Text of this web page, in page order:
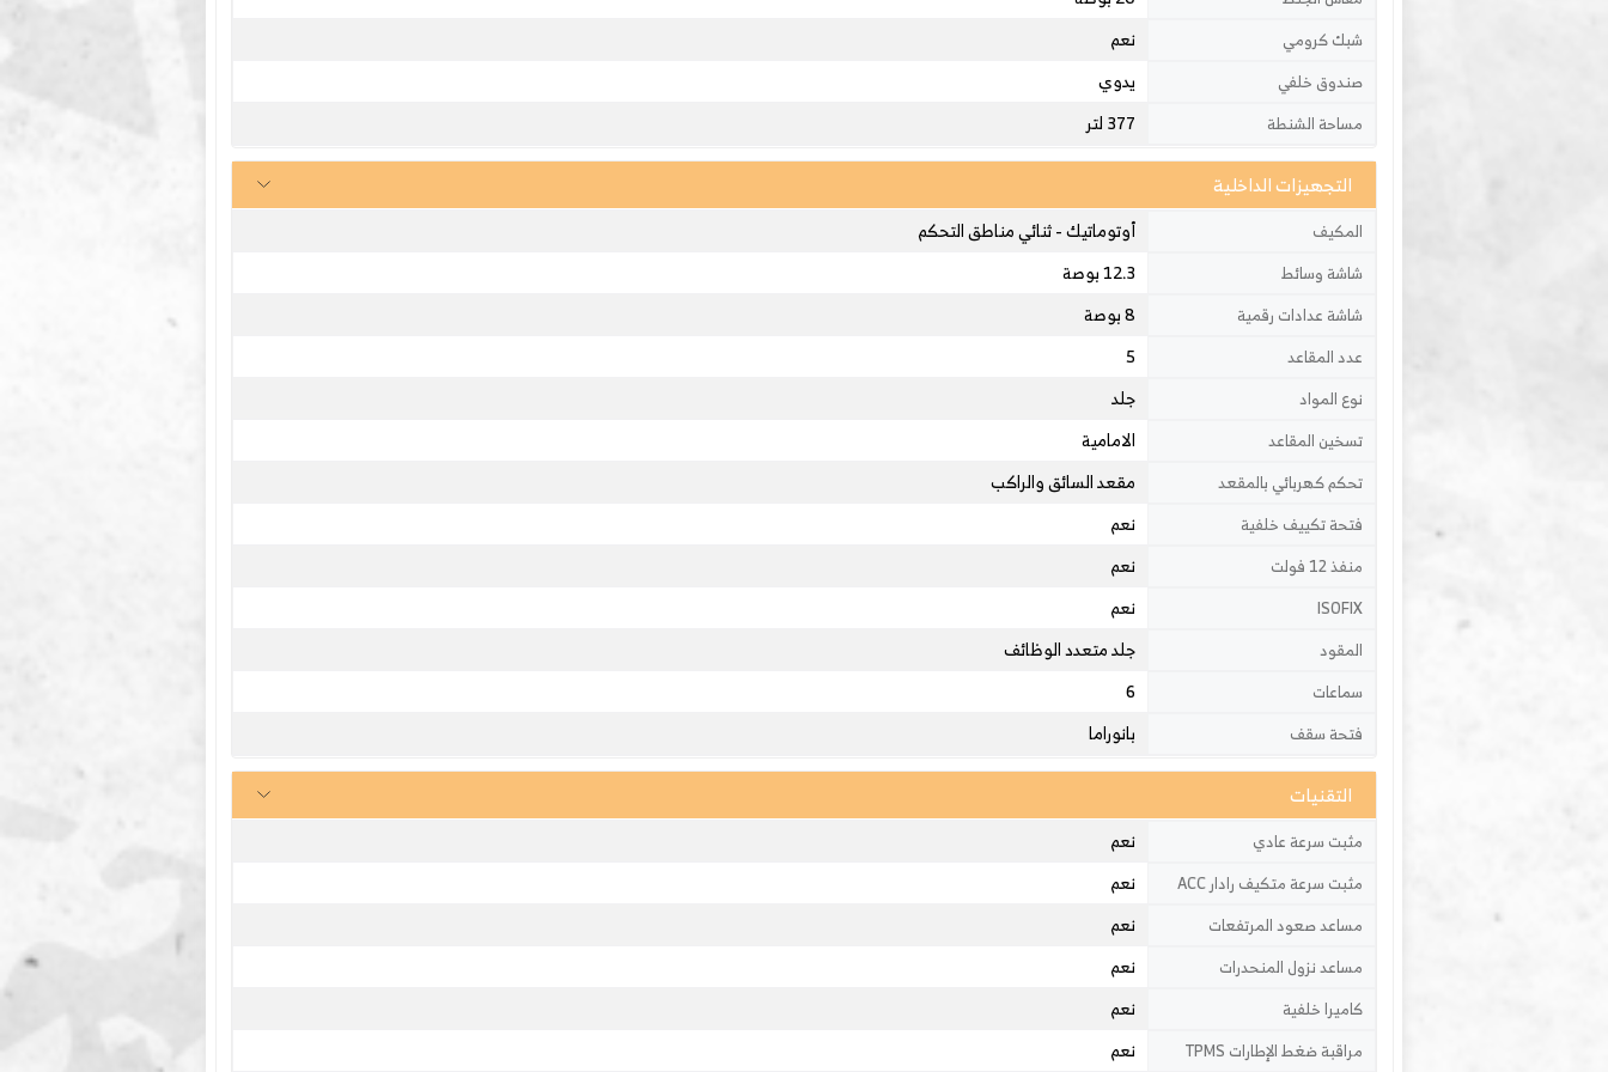
شبك كرومي نعم
صندوق خلفي يدوي
مساحة الشنطة 377 لتر
التجهيزات الداخلية
المكيف أوتوماتيك - ثنائي مناطق التحكم
شاشة وسائط 12.3 بوصة
شاشة عدادات رقمية 8 بوصة
عدد المقاعد 5
نوع المواد جلد
تسخين المقاعد الامامية
تحكم كهربائي بالمقعد مقعد السائق والراكب
فتحة تكييف خلفية نعم
منفذ 12 فولت نعم
ISOFIX نعم
المقود جلد متعدد الوظائف
سماعات 6
فتحة سقف بانوراما
التقنيات
مثبت سرعة عادي نعم
مثبت سرعة متكيف رادار ACC نعم
مساعد صعود المرتفعات نعم
مساعد نزول المنحدرات نعم
كاميرا خلفية نعم
مراقبة ضغط الإطارات TPMS نعم